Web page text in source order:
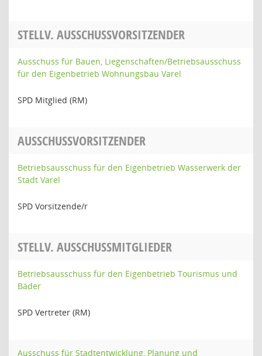
STELLV. AUSSCHUSSVORSITZENDER
Ausschuss für Bauen, Liegenschaften/Betriebsausschuss
für den Eigenbetrieb Wohnungsbau Varel
SPD Mitglied (RM)
AUSSCHUSSVORSITZENDER
Betriebsausschuss für den Eigenbetrieb Wasserwerk der
Stadt Varel
SPD Vorsitzende/r
STELLV. AUSSCHUSSMITGLIEDER
Betriebsausschuss für den Eigenbetrieb Tourismus und
Bäder
SPD Vertreter (RM)
Ausschuss für Stadtentwicklung, Planung und